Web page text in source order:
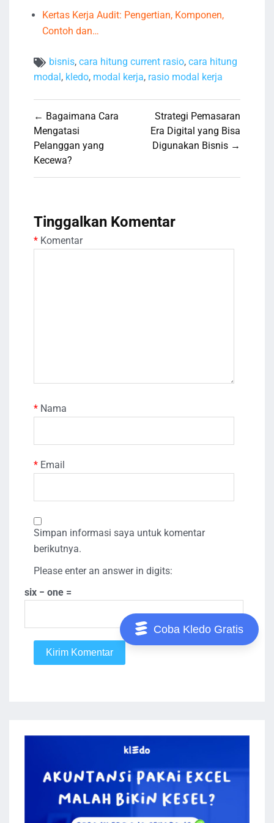
Kertas Kerja Audit: Pengertian, Komponen,
Contoh dan…
bisnis, cara hitung current rasio, cara hitung
modal, kledo, modal kerja, rasio modal kerja
Navigasi
pos
← Bagaimana Cara
Mengatasi
Pelanggan yang
Kecewa?
Strategi Pemasaran
Era Digital yang Bisa
Digunakan Bisnis →
Tinggalkan Komentar
* Komentar
* Nama
* Email
Simpan informasi saya untuk komentar
berikutnya.
Please enter an answer in digits:
six − one =
Kirim Komentar
Coba Kledo Gratis